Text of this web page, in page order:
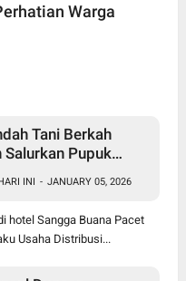
Warga
Tani Berkah
Salurkan Pupuk
INI - JANUARY 05, 2026
hotel Sangga Buana Pacet
Usaha Distribusi...